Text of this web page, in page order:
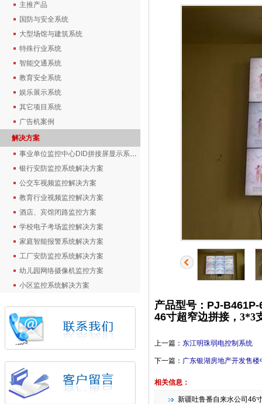
主推产品
国防与安全系统
大型场馆与建筑系统
特殊行业系统
智能交通系统
教育安全系统
娱乐展示系统
其它项目系统
广告机案例
解决方案
事业单位监控中心DID拼接屏显示系统解决方案
银行安防监控系统解决方案
公交车视频监控解决方案
教育行业视频监控解决方案
酒店、宾馆闭路监控方案
学校电子考场监控解决方案
家庭智能报警系统解决方案
工厂安防监控系统解决方案
幼儿园网络摄像机监控方案
小区监控系统解决方案
产品型号：PJ-B461P-
46寸超窄边拼接， 3*3
上一篇： 东江明珠弱电控制系统
下一篇： 广东银湖房地产开发售楼
相关信息：
新疆吐鲁番自来水公司46